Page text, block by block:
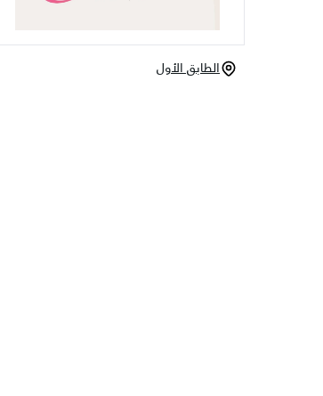
الطابق الأول